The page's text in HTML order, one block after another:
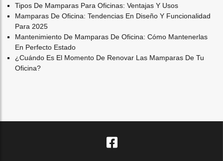
Tipos De Mamparas Para Oficinas: Ventajas Y Usos
Mamparas De Oficina: Tendencias En Diseño Y Funcionalidad
Para 2025
Mantenimiento De Mamparas De Oficina: Cómo Mantenerlas
En Perfecto Estado
¿cuándo Es El Momento De Renovar Las Mamparas De Tu
Oficina?